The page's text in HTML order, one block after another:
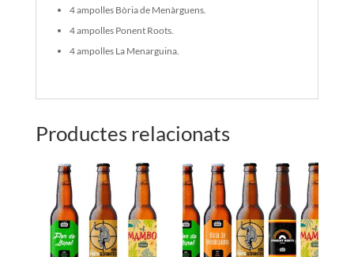
4 ampolles Bòria de Menàrguens.
4 ampolles Ponent Roots.
4 ampolles La Menarguina.
Productes relacionats